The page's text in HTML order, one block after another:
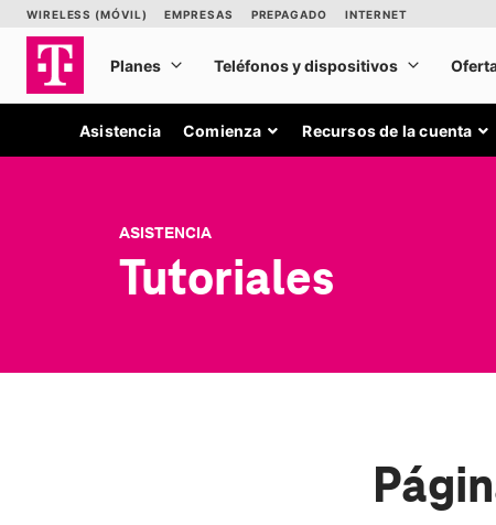
Asistencia Comienza Recursos de la cuenta
ASISTENCIA
Tutoriales